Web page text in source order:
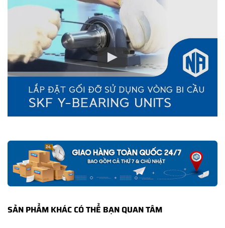
gốc của sản phẩm. Ngoài ra bạn cũng có thể tự kiểm tra và phân
biệt các sản phẩm SKF chính hãng bằng các cách sau:
Những cách phân biệt vòng bi SKF giả bằng mắt thường
✅SKF Authenticate, Phần mềm kiểm tra vòng bi SKF giả
✅Cảnh báo của chuyên gia SKF về vòng bi SKF giả
SẢN PHẨM KHÁC CÓ THỂ BẠN QUAN TÂM